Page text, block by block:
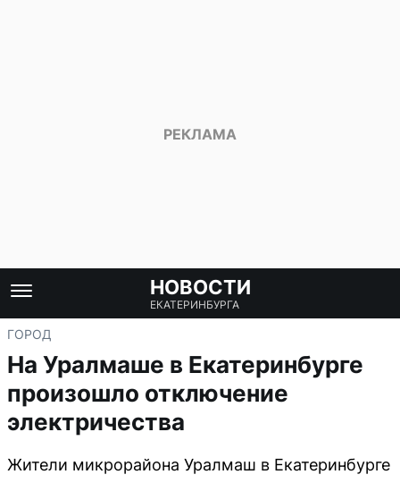
НОВОСТИ
ЕКАТЕРИНБУРГА
ГОРОД
На Уралмаше в Екатеринбурге
произошло отключение
электричества
Жители микрорайона Уралмаш в Екатеринбурге